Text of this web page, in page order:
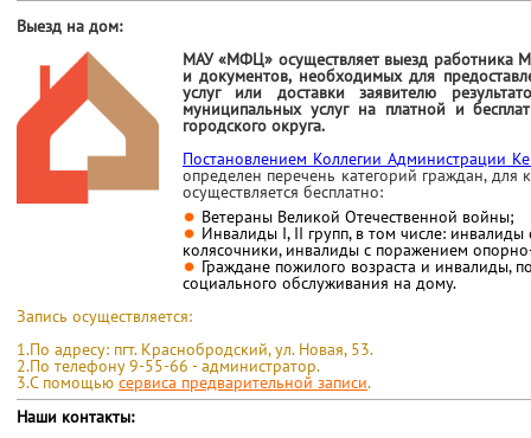
Выезд на дом:
МАУ «МФЦ» осуществляет выезд работника
и документов, необходимых для
услуг или доставки заявителю
муниципальных услуг на платной и
городского округа.
Постановлением Коллегии Администрации
определен перечень категорий граждан,
осуществляется бесплатно:
Ветераны Великой Отечественной войны;
Инвалиды I, II групп, в том числе:
колясочники, инвалиды с поражением
Граждане пожилого возраста и инвалиды,
социального обслуживания на дому.
Запись осуществляется:
1.По адресу: пгт. Краснобродский, ул. Новая, 53.
2.По телефону 9-55-66 - администратор.
3.С помощью сервиса предварительной записи.
Наши контакты: